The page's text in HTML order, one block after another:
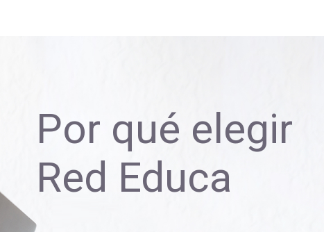
Por qué elegir
Red Educa